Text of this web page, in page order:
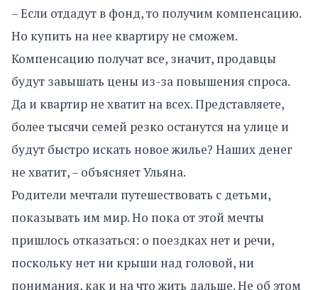
– Если отдадут в фонд, то получим компенсацию.
Но купить на нее квартиру не сможем.
Компенсацию получат все, значит, продавцы
будут завышать цены из-за повышения спроса.
Да и квартир не хватит на всех. Представляете,
более тысячи семей резко останутся на улице и
будут быстро искать новое жилье? Наших денег
не хватит, – объясняет Ульяна.
Родители мечтали путешествовать с детьми,
показывать им мир. Но пока от этой мечты
пришлось отказаться: о поездках нет и речи,
поскольку нет ни крыши над головой, ни
понимания, как и на что жить дальше. Не об этом